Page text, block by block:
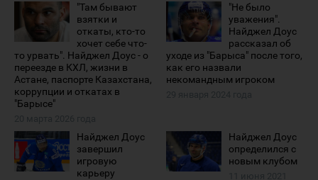
"Там бывают
взятки и
откаты, кто-то
хочет себе что-
то урвать". Найджел Доус - о
переезде в КХЛ, жизни в
Астане, паспорте Казахстана,
коррупции и откатах в
"Барысе"
"Не было
уважения".
Найджел Доус
рассказал об
уходе из "Барыса" после того,
как его назвали
некомандным игроком
Найджел Доус
завершил
игровую
карьеру
Найджел Доус
определился с
новым клубом